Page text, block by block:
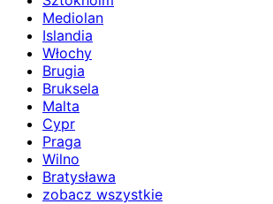
Mediolan
Islandia
Włochy
Brugia
Bruksela
Malta
Cypr
Praga
Wilno
Bratysława
zobacz wszystkie